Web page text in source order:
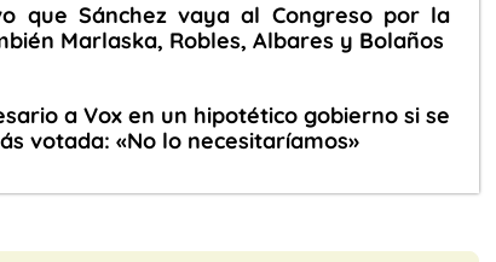
que Sánchez vaya al Congreso por la
Marlaska, Robles, Albares y Bolaños
a Vox en un hipotético gobierno si se
votada: «No lo necesitaríamos»